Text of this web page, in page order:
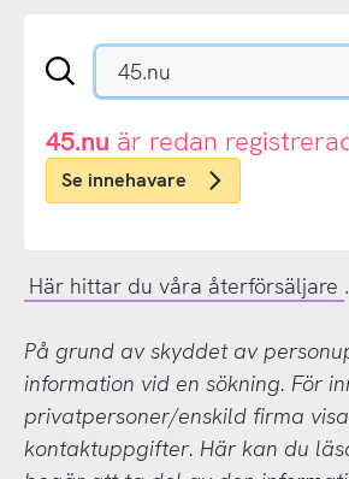
Sök
eller
.nu-
domän
45.nu är redan
Se innehavare
Här hittar du våra återförsäljare .
På grund av skyddet av
information vid en sökning. För
privatpersoner/enskild firma
kontaktuppgifter. Här kan du